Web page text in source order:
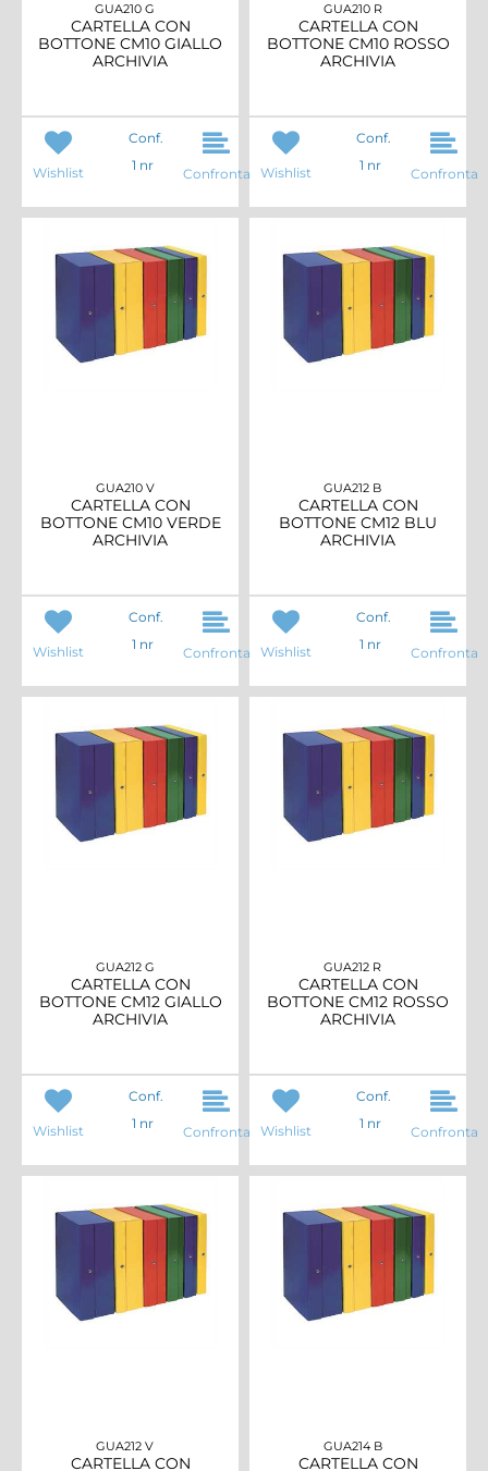
GUA210 G
CARTELLA CON
BOTTONE CM10 GIALLO
ARCHIVIA
Wishlist
Conf.
1 nr
Confronta
GUA210 R
CARTELLA CON
BOTTONE CM10 ROSSO
ARCHIVIA
Wishlist
Conf.
1 nr
Confronta
GUA210 V
CARTELLA CON
BOTTONE CM10 VERDE
ARCHIVIA
Wishlist
Conf.
1 nr
Confronta
GUA212 B
CARTELLA CON
BOTTONE CM12 BLU
ARCHIVIA
Wishlist
Conf.
1 nr
Confronta
GUA212 G
CARTELLA CON
BOTTONE CM12 GIALLO
ARCHIVIA
Wishlist
Conf.
1 nr
Confronta
GUA212 R
CARTELLA CON
BOTTONE CM12 ROSSO
ARCHIVIA
Wishlist
Conf.
1 nr
Confronta
GUA212 V
CARTELLA CON
GUA214 B
CARTELLA CON